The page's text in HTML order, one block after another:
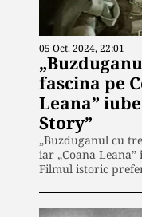
05 Oct. 2024, 22:01
fascina pe
Leana”
Story”
„Buzduganul cu
iar „Coana
Filmul istoric